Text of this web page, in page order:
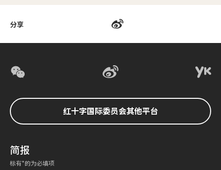
分享
红十字国际委员会其他平台
简报
标有*的为必填项